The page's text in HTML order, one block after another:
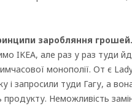
заробляння грошей.
IKEA, але раз у раз туди
монополії. От є
і запросили туди Гагу, а
Неможливість